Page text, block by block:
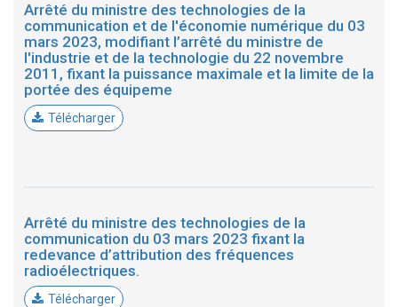
Arrêté du ministre des technologies de la
communication et de l'économie numérique du 03
mars 2023, modifiant l’arrêté du ministre de
l'industrie et de la technologie du 22 novembre
2011, fixant la puissance maximale et la limite de la
portée des équipeme
Télécharger
Arrêté du ministre des technologies de la
communication du 03 mars 2023 fixant la
redevance d’attribution des fréquences
radioélectriques.
Télécharger